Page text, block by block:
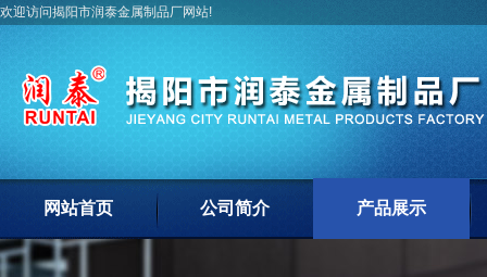
欢迎访问揭阳市润泰金属制品厂网站!
网站首页 公司简介 产品展示